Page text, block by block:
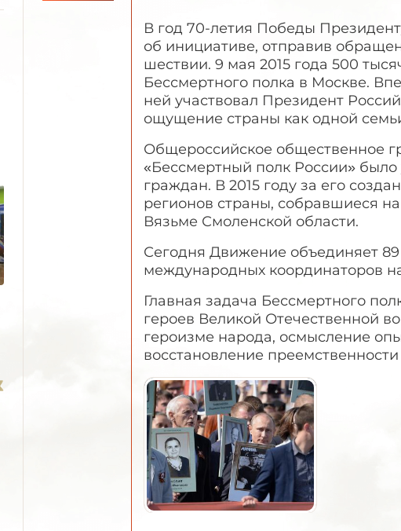
В год 70-летия Победы
об инициативе, отправив
шествии. 9 мая 2015 года 500
Бессмертного полка в Москве.
ней участвовал Президент
ощущение страны как одной
Общероссийское общественное
«Бессмертный полк России»
граждан. В 2015 году за его
регионов страны, собравшиеся
Вязьме Смоленской области.
Сегодня Движение объединяет
международных координаторов
Главная задача Бессмертного
героев Великой Отечественной
героизме народа, осмысление
восстановление